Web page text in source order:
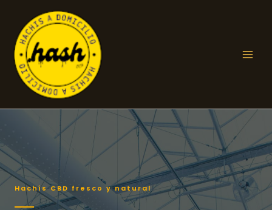
contenido
Hachís CBD fresco y natural